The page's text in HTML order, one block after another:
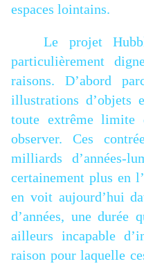
espaces lointains.
Le projet
particulièrement
raisons. D’abord
illustrations d’objets
toute extrême limite
observer. Ces
milliards d’années-
certainement plus en
en voit aujourd’hui
d’années, une durée
ailleurs incapable
raison pour laquelle